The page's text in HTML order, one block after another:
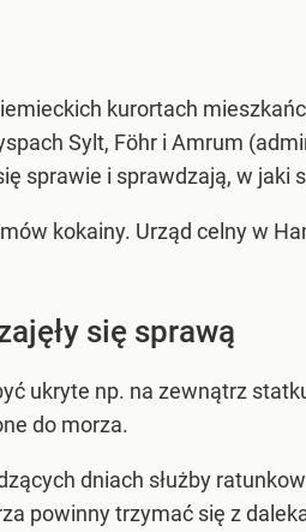
kurortach
Sylt, Föhr i Amrum
sprawie i sprawdzają, w jaki
kokainy. Urząd celny w
się sprawą
ukryte np. na zewnątrz
do morza.
dniach służby
powinny trzymać się z